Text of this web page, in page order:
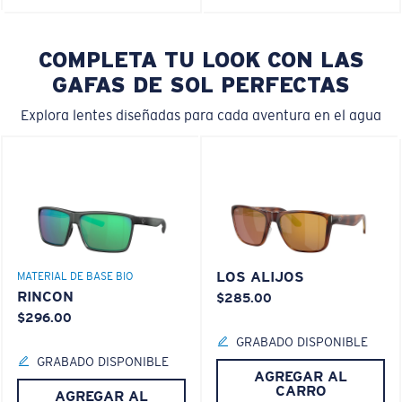
COMPLETA TU LOOK CON LAS
GAFAS DE SOL PERFECTAS
Explora lentes diseñadas para cada aventura en el agua
MATERIAL DE BASE BIO
RINCON
$296.00
GRABADO DISPONIBLE
AGREGAR AL
LOS ALIJOS
$285.00
GRABADO DISPONIBLE
AGREGAR AL
CARRO